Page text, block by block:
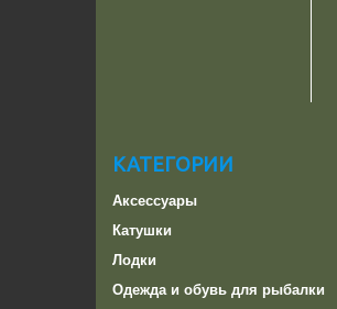
КАТЕГОРИИ
Аксессуары
Катушки
Лодки
Одежда и обувь для рыбалки